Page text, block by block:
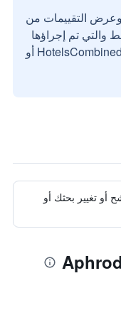
التقييمات من
والتي تم إجراؤها
بواسطة مستخدمين حقيقيين مع HotelsCombined أو
أو تغيير بحثك أو